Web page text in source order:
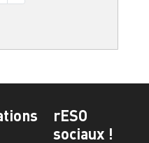
rESO
sociaux !